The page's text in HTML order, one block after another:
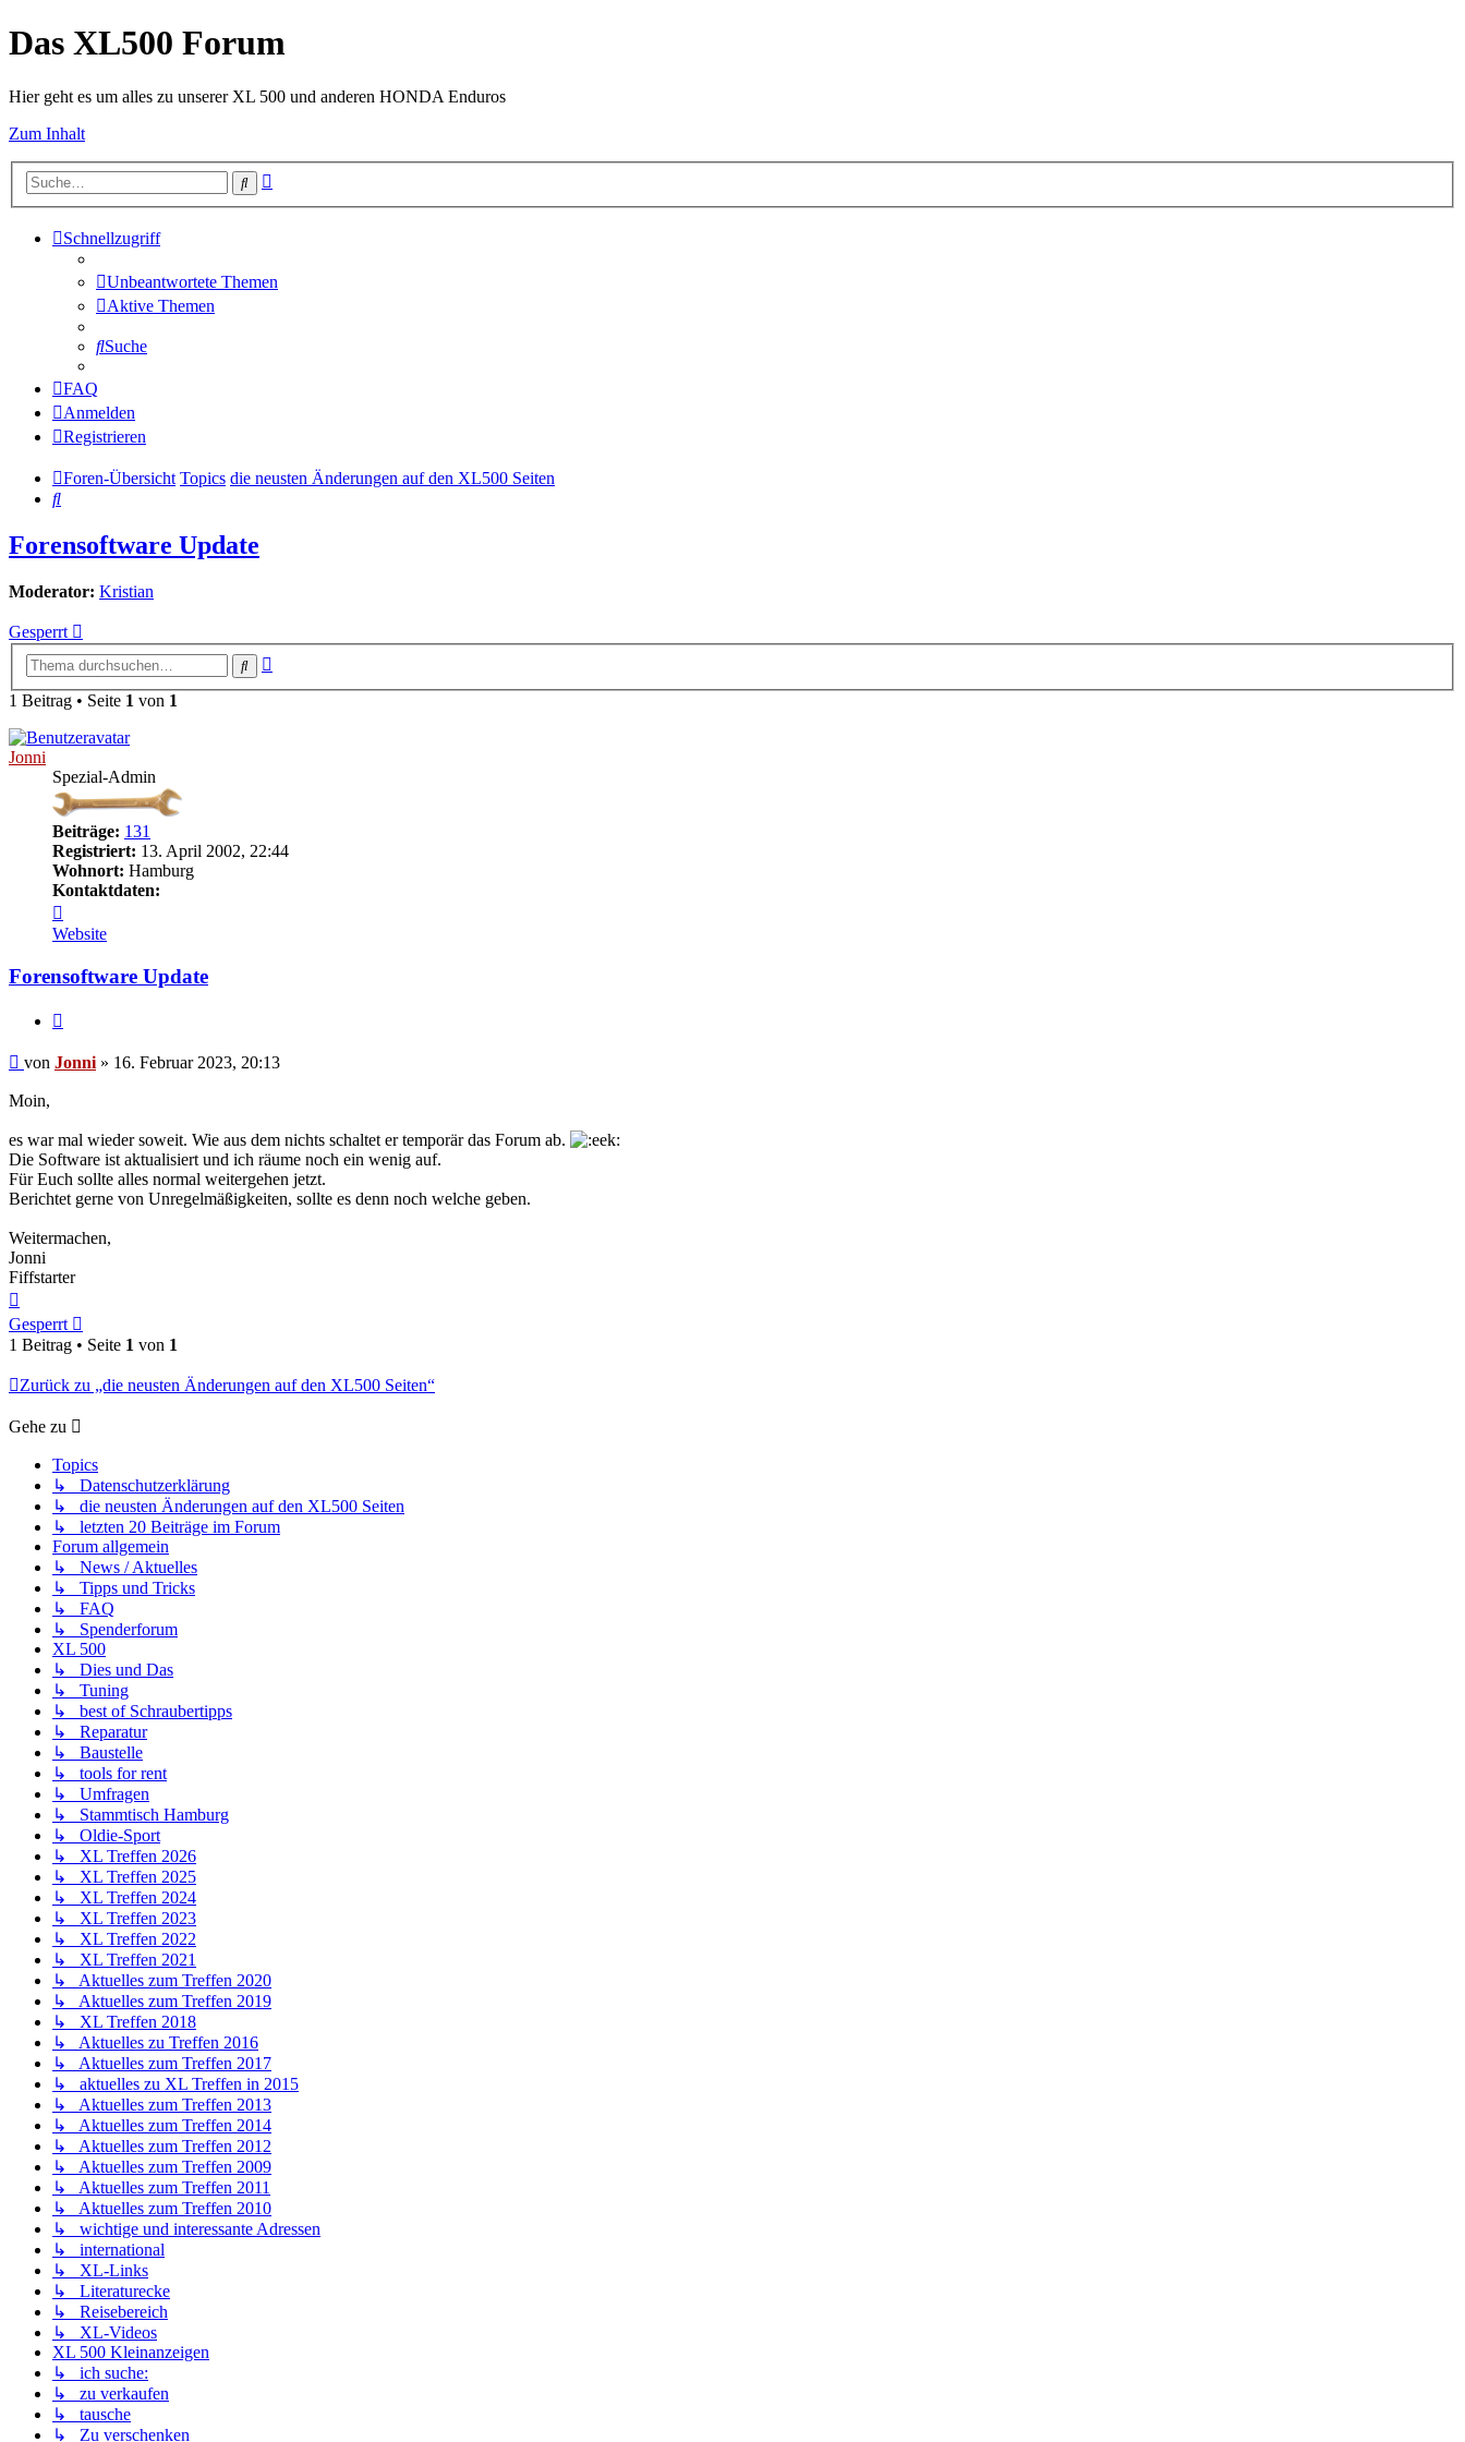
Das XL500 Forum
Hier geht es um alles zu unserer XL 500 und anderen HONDA Enduros
Zum Inhalt
Suche
Schnellzugriff
Unbeantwortete Themen
Aktive Themen
Suche
FAQ
Anmelden
Registrieren
Foren-Übersicht Topics die neusten Änderungen auf den XL500 Seiten
Suche
Forensoftware Update
Moderator: Kristian
Gesperrt
Suche
1 Beitrag • Seite 1 von 1
Jonni
Spezial-Admin
Beiträge: 131
Registriert: 13. April 2002, 22:44
Wohnort: Hamburg
Kontaktdaten:
von
Jonni
Website
Forensoftware Update
Beitrag
von Jonni » 16. Februar 2023, 20:13
Moin,
es war mal wieder soweit. Wie aus dem nichts schaltet er temporär das Forum ab.
Die Software ist aktualisiert und ich räume noch ein wenig auf.
Für Euch sollte alles normal weitergehen jetzt.
Berichtet gerne von Unregelmäßigkeiten, sollte es denn noch welche geben.
Weitermachen,
Jonni
Fiffstarter
oben
Gesperrt
1 Beitrag • Seite 1 von 1
Zurück zu „die neusten Änderungen auf den XL500 Seiten“
Gehe zu
Topics
↳ Datenschutzerklärung
↳ die neusten Änderungen auf den XL500 Seiten
↳ letzten 20 Beiträge im Forum
Forum allgemein
↳ News / Aktuelles
↳ Tipps und Tricks
↳ FAQ
↳ Spenderforum
XL 500
↳ Dies und Das
↳ Tuning
↳ best of Schraubertipps
↳ Reparatur
↳ Baustelle
↳ tools for rent
↳ Umfragen
↳ Stammtisch Hamburg
↳ Oldie-Sport
↳ XL Treffen 2026
↳ XL Treffen 2025
↳ XL Treffen 2024
↳ XL Treffen 2023
↳ XL Treffen 2022
↳ XL Treffen 2021
↳ Aktuelles zum Treffen 2020
↳ Aktuelles zum Treffen 2019
↳ XL Treffen 2018
↳ Aktuelles zu Treffen 2016
↳ Aktuelles zum Treffen 2017
↳ aktuelles zu XL Treffen in 2015
↳ Aktuelles zum Treffen 2013
↳ Aktuelles zum Treffen 2014
↳ Aktuelles zum Treffen 2012
↳ Aktuelles zum Treffen 2009
↳ Aktuelles zum Treffen 2011
↳ Aktuelles zum Treffen 2010
↳ wichtige und interessante Adressen
↳ international
↳ XL-Links
↳ Literaturecke
↳ Reisebereich
↳ XL-Videos
XL 500 Kleinanzeigen
↳ ich suche:
↳ zu verkaufen
↳ tausche
↳ Zu verschenken